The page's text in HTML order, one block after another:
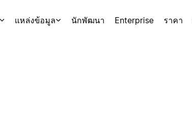
แหล่งข้อมูล นักพัฒนา Enterprise ราคา